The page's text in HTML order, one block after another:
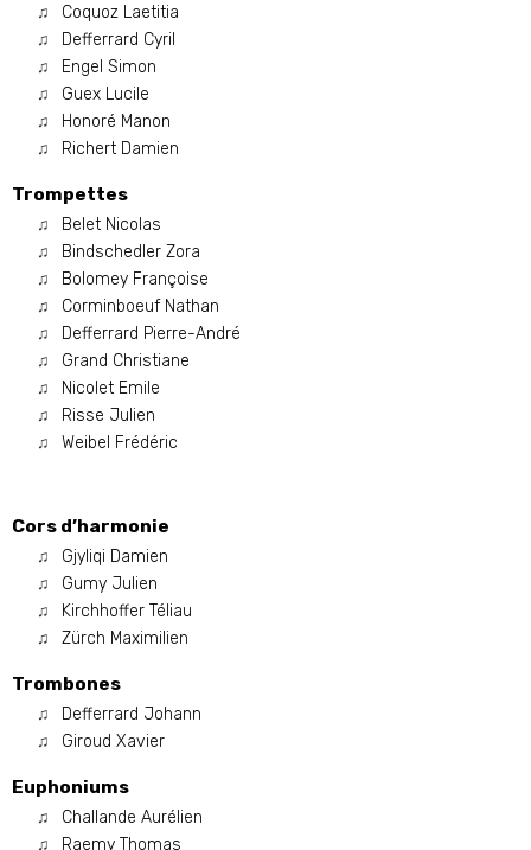
Coquoz Laetitia
Defferrard Cyril
Engel Simon
Guex Lucile
Honoré Manon
Richert Damien
Trompettes
Belet Nicolas
Bindschedler Zora
Bolomey Françoise
Corminboeuf Nathan
Defferrard Pierre-André
Grand Christiane
Nicolet Emile
Risse Julien
Weibel Frédéric
Cors d’harmonie
Gjyliqi Damien
Gumy Julien
Kirchhoffer Téliau
Zürch Maximilien
Trombones
Defferrard Johann
Giroud Xavier
Euphoniums
Challande Aurélien
Raemy Thomas